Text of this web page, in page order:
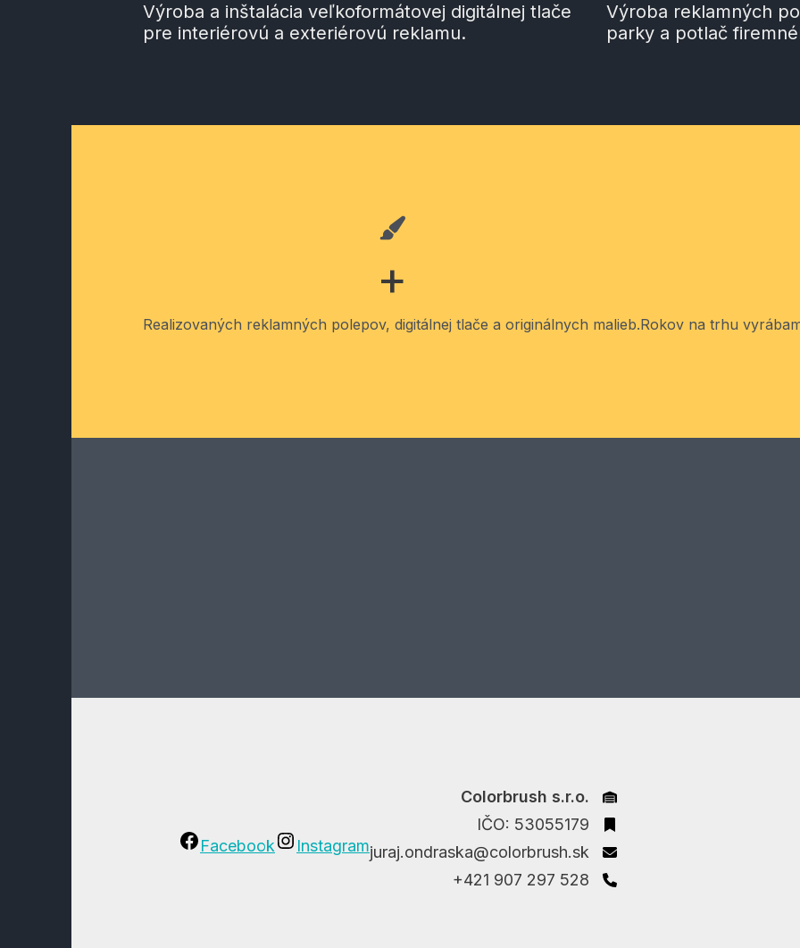
Výroba a inštalácia veľkoformátovej digitálnej tlače
pre interiérovú a exteriérovú reklamu.
Výroba reklamných
parky a potlač
+
Realizovaných reklamných polepov, digitálnej tlače a originálnych malieb.Rokov na trhu
Facebook Instagram
Colorbrush s.r.o.
IČO: 53055179
juraj.ondraska@colorbrush.sk
+421 907 297 528